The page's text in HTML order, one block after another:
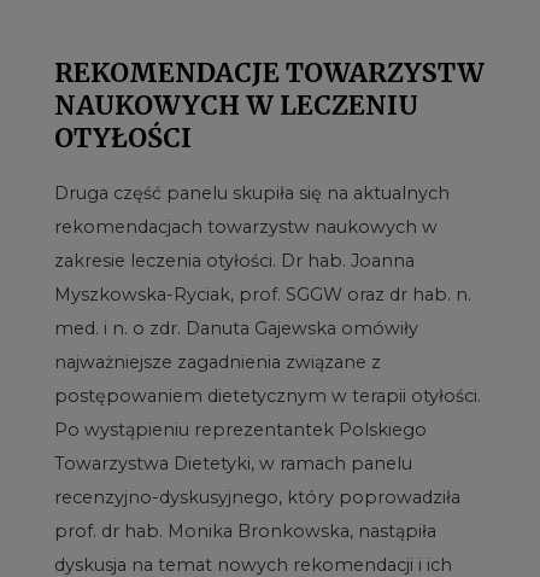
REKOMENDACJE TOWARZYSTW
NAUKOWYCH W LECZENIU
OTYŁOŚCI
Druga część panelu skupiła się na aktualnych
rekomendacjach towarzystw naukowych w
zakresie leczenia otyłości. Dr hab. Joanna
Myszkowska-Ryciak, prof. SGGW oraz dr hab. n.
med. i n. o zdr. Danuta Gajewska omówiły
najważniejsze zagadnienia związane z
postępowaniem dietetycznym w terapii otyłości.
Po wystąpieniu reprezentantek Polskiego
Towarzystwa Dietetyki, w ramach panelu
recenzyjno-dyskusyjnego, który poprowadziła
prof. dr hab. Monika Bronkowska, nastąpiła
dyskusja na temat nowych rekomendacji i ich